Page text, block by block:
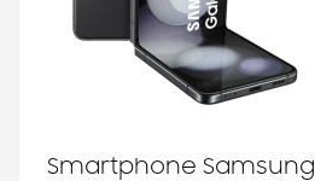
Smartphone Samsung